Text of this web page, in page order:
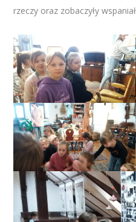
rzeczy oraz zobaczyły